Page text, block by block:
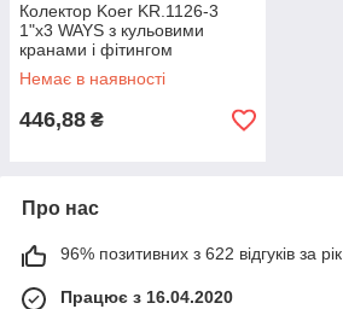
Колектор Koer KR.1126-3
1"x3 WAYS з кульовими
кранами і фітингом
Немає в наявності
446,88 ₴
Про нас
96% позитивних з 622 відгуків за рік
Працює з 16.04.2020